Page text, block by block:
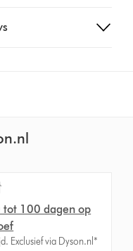
tot 100 dagen op
Exclusief via Dyson.nl*